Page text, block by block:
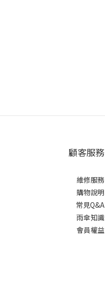
顧客服務
維修服務
購物說明
常見Q&A
雨傘知識
會員權益